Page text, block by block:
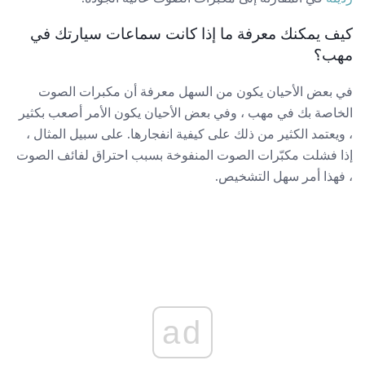
كيف يمكنك معرفة ما إذا كانت سماعات سيارتك في
مهب؟
في بعض الأحيان يكون من السهل معرفة أن مكبرات الصوت
الخاصة بك في مهب ، وفي بعض الأحيان يكون الأمر أصعب بكثير
، ويعتمد الكثير من ذلك على كيفية انفجارها. على سبيل المثال ،
إذا فشلت مكبّرات الصوت المنفوخة بسبب احتراق لفائف الصوت
، فهذا أمر سهل التشخيص.
ad